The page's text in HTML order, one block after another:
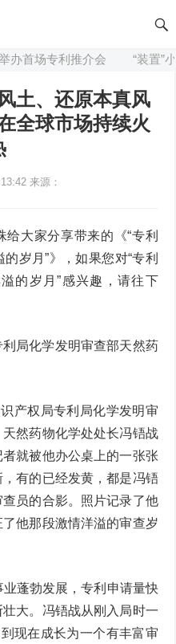
首场专利推介会 “装置”小
土、还原本真风
全球市场持续火
来源：
大家分享带来的《“专利
岁月”》，如果您对“专利
的岁月”感兴趣，请往下
局化学发明审查部天然药
产权局专利局化学发明审
然药物化学处处长冯铻战
就被他办公桌上的一张张
有的已经发黄，都是冯铻
员的合影。照片记录了他
他那段激情洋溢的审查岁
蓬勃发展，专利申请量快
大。冯铻战从刚入局时一
现在成长为一个有丰富审